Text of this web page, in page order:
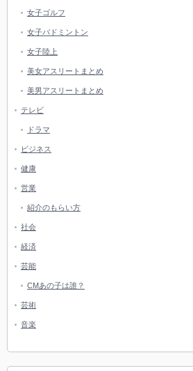
女子ゴルフ
女子バドミントン
女子陸上
美女アスリートまとめ
美男アスリートまとめ
テレビ
ドラマ
ビジネス
健康
営業
紹介のもらい方
社会
経済
芸能
CMあの子は誰？
芸術
音楽